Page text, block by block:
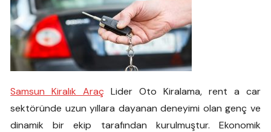
Samsun Kiralık Araç Lider Oto Kiralama, rent a car
sektöründe uzun yıllara dayanan deneyimi olan genç ve
dinamik bir ekip tarafından kurulmuştur. Ekonomik